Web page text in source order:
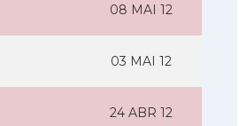
08 MAI 12
03 MAI 12
24 ABR 12